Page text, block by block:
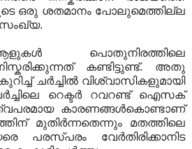
ഒരു ശതമാനം പോലുമെത്തില്ല
പൊതുനിരത്തിലെ
കണ്ടിട്ടുണ്ട്. അതു
ചര്‍ച്ചില്‍ വിശ്വാസികളുമായി
റെക്ടര്‍ റവറണ്ട് ഐസക്
കാരണങ്ങള്‍കൊണ്ടാണ്
മുതിര്‍ന്നതെന്നും മതത്തിലെ
പരസ്പരം വേര്‍തിരിക്കാനിട